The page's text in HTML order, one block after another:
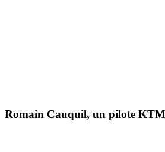
Romain Cauquil, un pilote